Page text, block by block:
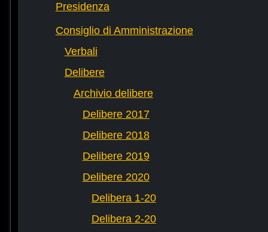
Presidenza
Consiglio di Amministrazione
Verbali
Delibere
Archivio delibere
Delibere 2017
Delibere 2018
Delibere 2019
Delibere 2020
Delibera 1-20
Delibera 2-20